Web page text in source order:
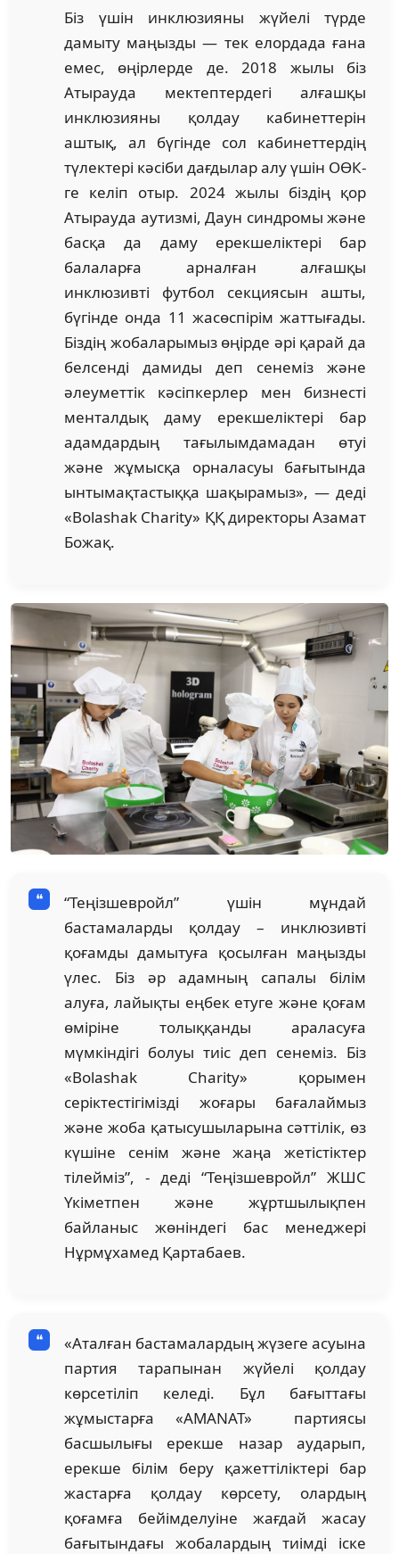
Біз үшін инклюзияны жүйелі түрде
дамыту маңызды — тек елордада ғана
емес, өңірлерде де. 2018 жылы біз
Атырауда мектептердегі алғашқы
инклюзияны қолдау кабинеттерін
аштық, ал бүгінде сол кабинеттердің
түлектері кәсіби дағдылар алу үшін ОӨК-
ге келіп отыр. 2024 жылы біздің қор
Атырауда аутизмі, Даун синдромы және
басқа да даму ерекшеліктері бар
балаларға арналған алғашқы
инклюзивті футбол секциясын ашты,
бүгінде онда 11 жасөспірім жаттығады.
Біздің жобаларымыз өңірде әрі қарай да
белсенді дамиды деп сенеміз және
әлеуметтік кәсіпкерлер мен бизнесті
менталдық даму ерекшеліктері бар
адамдардың тағылымдамадан өтуі
және жұмысқа орналасуы бағытында
ынтымақтастыққа шақырамыз», — деді
«Bolashak Charity» ҚҚ директоры Азамат
Божақ.
“Теңізшевройл” үшін мұндай
бастамаларды қолдау – инклюзивті
қоғамды дамытуға қосылған маңызды
үлес. Біз әр адамның сапалы білім
алуға, лайықты еңбек етуге және қоғам
өміріне толыққанды араласуға
мүмкіндігі болуы тиіс деп сенеміз. Біз
«Bolashak Charity» қорымен
серіктестігімізді жоғары бағалаймыз
және жоба қатысушыларына сәттілік, өз
күшіне сенім және жаңа жетістіктер
тілейміз”, - деді “Теңізшевройл” ЖШС
Үкіметпен және жұртшылықпен
байланыс жөніндегі бас менеджері
Нұрмұхамед Қартабаев.
«Аталған бастамалардың жүзеге асуына
партия тарапынан жүйелі қолдау
көрсетіліп келеді. Бұл бағыттағы
жұмыстарға «AMANAT» партиясы
басшылығы ерекше назар аударып,
ерекше білім беру қажеттіліктері бар
жастарға қолдау көрсету, олардың
қоғамға бейімделуіне жағдай жасау
бағытындағы жобалардың тиімді іске